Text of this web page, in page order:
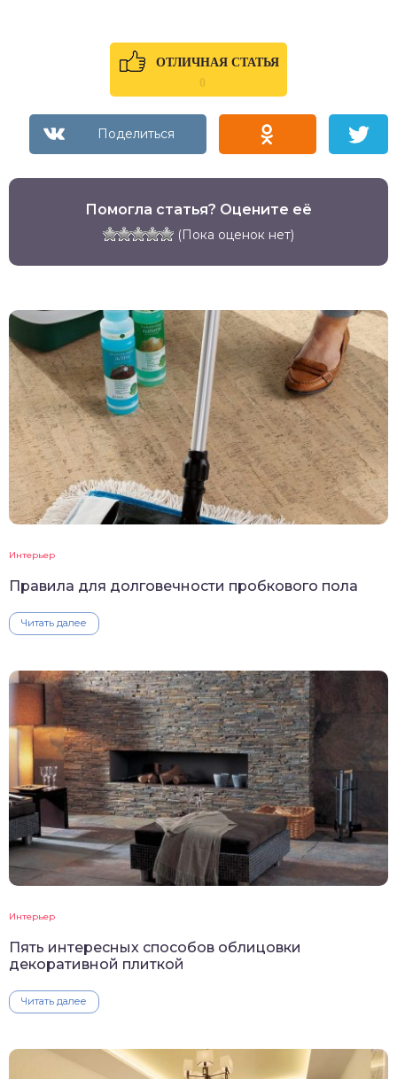
ОТЛИЧНАЯ СТАТЬЯ
0
Помогла статья? Оцените её
(Пока оценок нет)
Интерьер
Правила для долговечности пробкового пола
Читать далее
Интерьер
Пять интересных способов облицовки
декоративной плиткой
Читать далее